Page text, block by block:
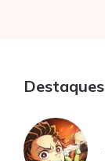
Destaques